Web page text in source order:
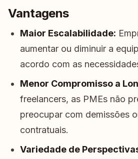
Vantagens
Maior Escalabilidade:
aumentar ou diminuir a
acordo com as
Menor Compromisso a
freelancers, as PMEs não
preocupar com demissões
contratuais.
Variedade de